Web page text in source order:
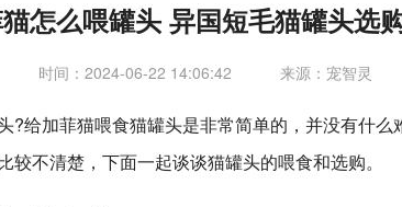
怎么喂罐头 异国短毛猫罐头选
时间：2024-06-22 14:06:42 来源：宠智灵
?给加菲猫喂食猫罐头是非常简单的，并没有什么
较不清楚，下面一起谈谈猫罐头的喂食和选购。